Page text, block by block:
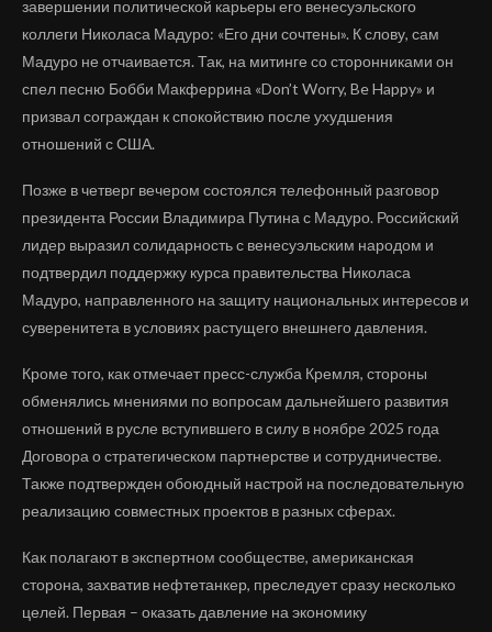
завершении политической карьеры его венесуэльского
коллеги Николаса Мадуро: «Его дни сочтены». К слову, сам
Мадуро не отчаивается. Так, на митинге со сторонниками он
спел песню Бобби Макферрина «Don’t Worry, Be Happy» и
призвал сограждан к спокойствию после ухудшения
отношений с США.
Позже в четверг вечером состоялся телефонный разговор
президента России Владимира Путина с Мадуро. Российский
лидер выразил солидарность с венесуэльским народом и
подтвердил поддержку курса правительства Николаса
Мадуро, направленного на защиту национальных интересов и
суверенитета в условиях растущего внешнего давления.
Кроме того, как отмечает пресс-служба Кремля, стороны
обменялись мнениями по вопросам дальнейшего развития
отношений в русле вступившего в силу в ноябре 2025 года
Договора о стратегическом партнерстве и сотрудничестве.
Также подтвержден обоюдный настрой на последовательную
реализацию совместных проектов в разных сферах.
Как полагают в экспертном сообществе, американская
сторона, захватив нефтетанкер, преследует сразу несколько
целей. Первая – оказать давление на экономику